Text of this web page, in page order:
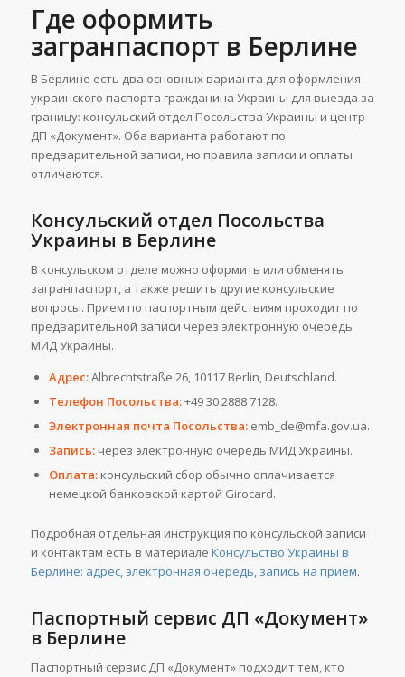
Где оформить
загранпаспорт в Берлине
В Берлине есть два основных варианта для оформления
украинского паспорта гражданина Украины для выезда за
границу: консульский отдел Посольства Украины и центр
ДП «Документ». Оба варианта работают по
предварительной записи, но правила записи и оплаты
отличаются.
Консульский отдел Посольства
Украины в Берлине
В консульском отделе можно оформить или обменять
загранпаспорт, а также решить другие консульские
вопросы. Прием по паспортным действиям проходит по
предварительной записи через электронную очередь
МИД Украины.
Адрес:Albrechtstraße 26, 10117 Berlin, Deutschland.
Телефон Посольства:+49 30 2888 7128.
Электронная почта Посольства:emb_de@mfa.gov.ua.
Запись:через электронную очередь МИД Украины.
Оплата:консульский сбор обычно оплачивается
немецкой банковской картой Girocard.
Подробная отдельная инструкция по консульской записи
и контактам есть в материале Консульство Украины в
Берлине: адрес, электронная очередь, запись на прием.
Паспортный сервис ДП «Документ»
в Берлине
Паспортный сервис ДП «Документ» подходит тем, кто